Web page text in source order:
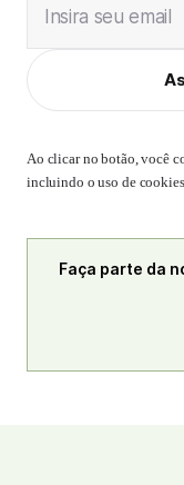
Insira seu email
Ao clicar no botão, você
incluindo o uso de
Faça parte da